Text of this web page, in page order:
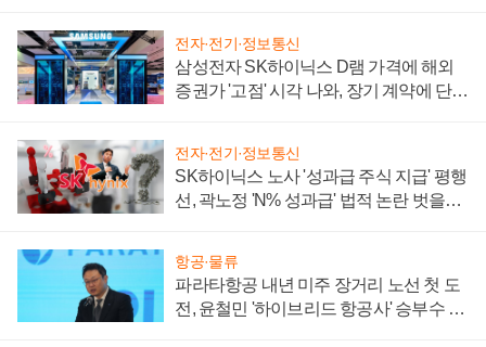
전자·전기·정보통신
삼성전자 SK하이닉스 D램 가격에 해외
증권가 '고점' 시각 나와, 장기 계약에 단점
전자·전기·정보통신
SK하이닉스 노사 '성과급 주식 지급' 평행
선, 곽노정 'N% 성과급' 법적 논란 벗을지
항공·물류
파라타항공 내년 미주 장거리 노선 첫 도
전, 윤철민 '하이브리드 항공사' 승부수 통